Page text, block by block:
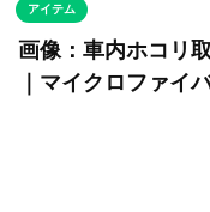
アイテム
画像：車内ホコリ
｜マイクロファイ